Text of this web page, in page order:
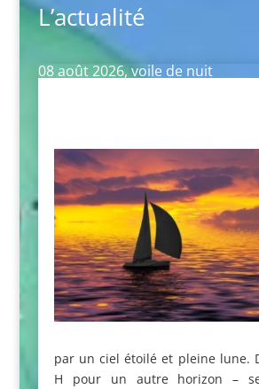
L’actualité
08 août 2026, voile de nuit
par un ciel étoilé et pleine lune.
H pour un autre horizon –